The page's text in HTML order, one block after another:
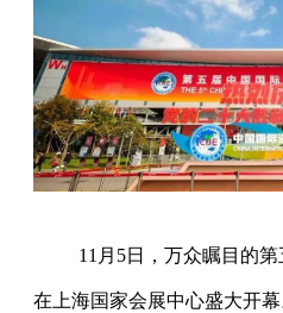
11月5日，万众瞩目的
在上海国家会展中心盛大开